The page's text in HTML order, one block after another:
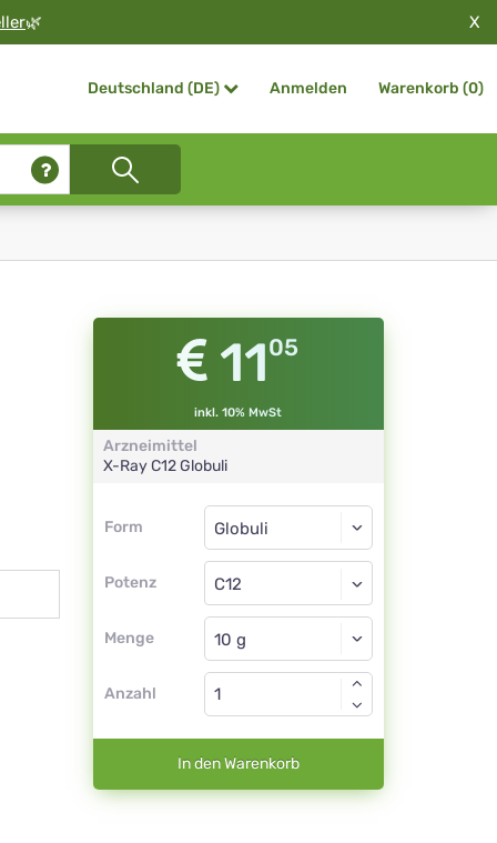
🌿 X
Deutschland (DE) Anmelden Warenkorb (0)
1105
inkl. 10% MwSt
Arzneimittel
X-RayC12 Globuli
Form
Form
Potenz
Globuli
C12
Menge
Globuli
Anzahl
In den Warenkorb